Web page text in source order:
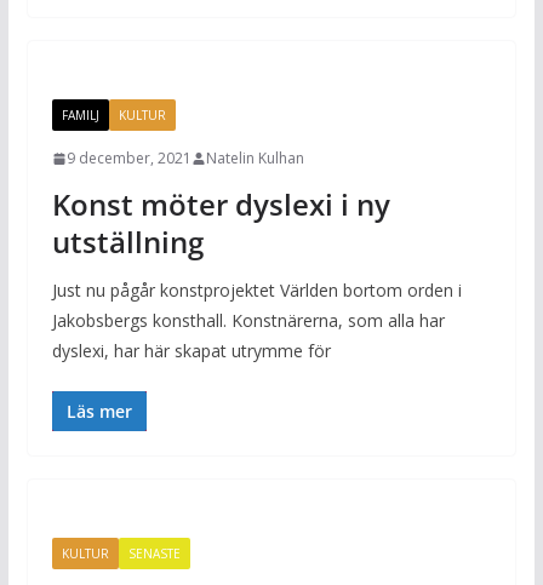
FAMILJ KULTUR
9 december, 2021 Natelin Kulhan
Konst möter dyslexi i ny
utställning
Just nu pågår konstprojektet Världen bortom orden i
Jakobsbergs konsthall. Konstnärerna, som alla har
dyslexi, har här skapat utrymme för
Läs mer
KULTUR SENASTE